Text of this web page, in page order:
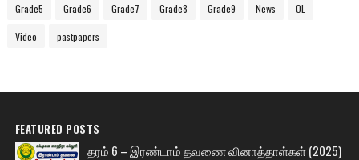
Grade5 Grade6 Grade7 Grade8 Grade9 News OL
Video pastpapers
FEATURED POSTS
தரம் 6 – இரண்டாம் தவணை வினாத்தாள்கள் (2025)